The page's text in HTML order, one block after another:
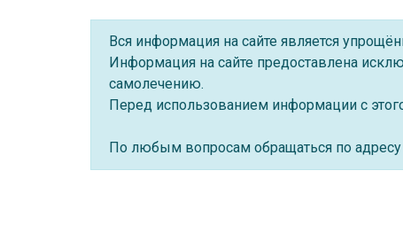
Вся информация на сайте является
Информация на сайте предоставлена
самолечению.
Перед использованием информации с
По любым вопросам обращаться по адресу